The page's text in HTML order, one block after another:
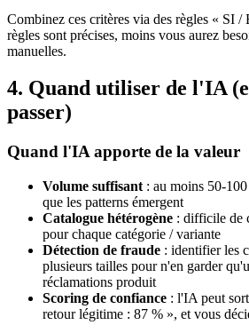
Combinez ces critères via des règles « SI
règles sont précises, moins vous aurez
manuelles.
4. Quand utiliser de l'IA
passer)
Quand l'IA apporte de la valeur
Volume suffisant : au moins 50-
que les patterns émergent
Catalogue hétérogène : difficile de
pour chaque catégorie / variante
Détection de fraude : identifier les
plusieurs tailles pour n'en garder
réclamations produit
Scoring de confiance : l'IA peut
retour légitime : 87 % », et vous